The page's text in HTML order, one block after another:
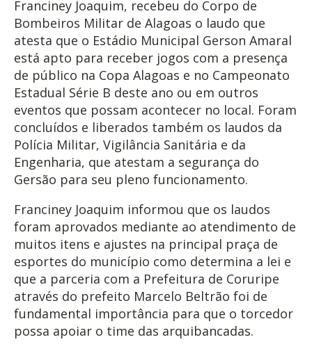
Franciney Joaquim, recebeu do Corpo de
Bombeiros Militar de Alagoas o laudo que
atesta que o Estádio Municipal Gerson Amaral
está apto para receber jogos com a presença
de público na Copa Alagoas e no Campeonato
Estadual Série B deste ano ou em outros
eventos que possam acontecer no local. Foram
concluídos e liberados também os laudos da
Polícia Militar, Vigilância Sanitária e da
Engenharia, que atestam a segurança do
Gersão para seu pleno funcionamento.
Franciney Joaquim informou que os laudos
foram aprovados mediante ao atendimento de
muitos itens e ajustes na principal praça de
esportes do município como determina a lei e
que a parceria com a Prefeitura de Coruripe
através do prefeito Marcelo Beltrão foi de
fundamental importância para que o torcedor
possa apoiar o time das arquibancadas.